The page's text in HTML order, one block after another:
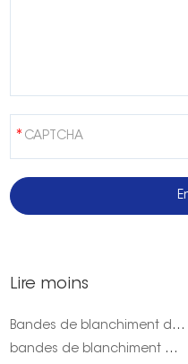
Lire moins
Bandes de blanchiment des dents au sel de poudre de l'Himalaya
bandes de blanchiment des dents Australie